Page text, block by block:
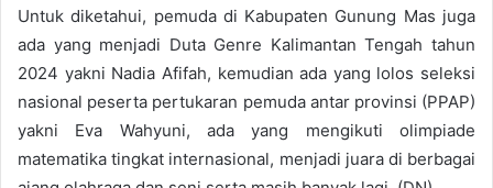
Untuk diketahui, pemuda di Kabupaten Gunung Mas juga
ada yang menjadi Duta Genre Kalimantan Tengah tahun
2024 yakni Nadia Afifah, kemudian ada yang lolos seleksi
nasional peserta pertukaran pemuda antar provinsi (PPAP)
yakni Eva Wahyuni, ada yang mengikuti olimpiade
matematika tingkat internasional, menjadi juara di berbagai